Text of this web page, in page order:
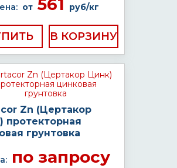
от 561 руб/кг
Zn (Цертакор
протекторная
грунтовка
по запросу